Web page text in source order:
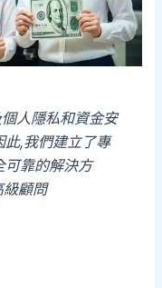
人隱私和資金安
此,我們建立了專
可靠的解決方
級顧問